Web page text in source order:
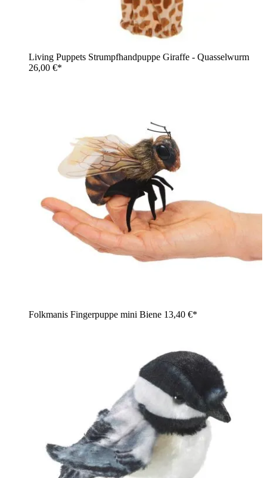
Living Puppets Strumpfhandpuppe Giraffe - Quasselwurm
26,00 €*
Folkmanis Fingerpuppe mini Biene 13,40 €*